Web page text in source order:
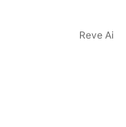
Reve Ai